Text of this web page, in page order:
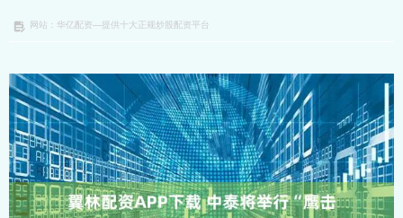
网站：华亿配资—提供十大正规炒股配资平台